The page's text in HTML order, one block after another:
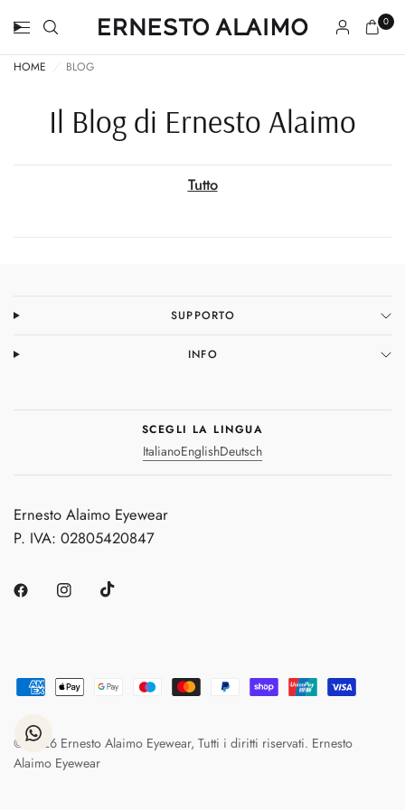
0
HOME BLOG
Il Blog di Ernesto Alaimo
Tutto
SUPPORTO
INFO
SCEGLI LA LINGUA
ItalianoEnglishDeutsch
Ernesto Alaimo Eyewear
P. IVA: 02805420847
© 2026 Ernesto Alaimo Eyewear, Tutti i diritti riservati. Ernesto
Alaimo Eyewear